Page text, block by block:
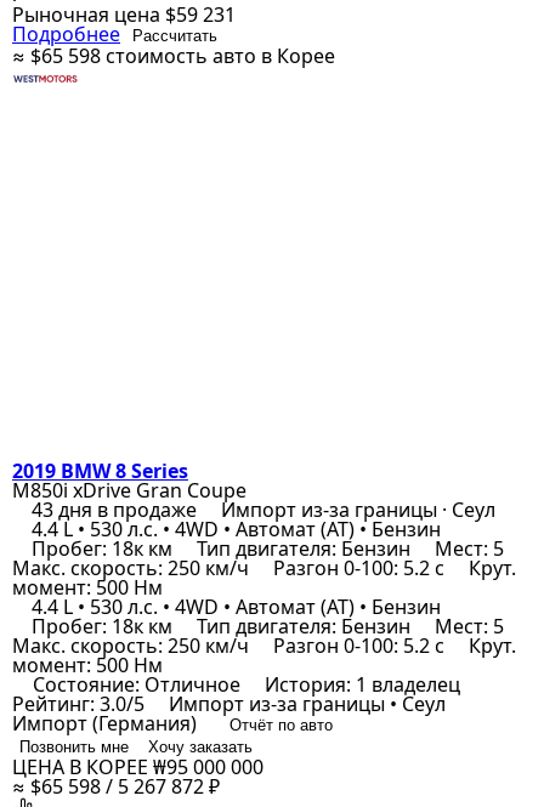
Рыночная цена $59 231
Подробнее Рассчитать
≈ $65 598стоимость авто в Корее
2019 BMW 8 Series
M850i xDrive Gran Coupe
43 дня в продаже Импорт из-за границы · Сеул
4.4 L • 530 л.с. • 4WD • Автомат (AT) • Бензин
Пробег: 18к км Тип двигателя: Бензин Мест: 5
Макс. скорость: 250 км/ч Разгон 0-100: 5.2 с Крут.
момент: 500 Нм
4.4 L • 530 л.с. • 4WD • Автомат (AT) • Бензин
Пробег: 18к км Тип двигателя: Бензин Мест: 5
Макс. скорость: 250 км/ч Разгон 0-100: 5.2 с Крут.
момент: 500 Нм
Состояние: Отличное История: 1 владелец
Рейтинг: 3.0/5 Импорт из-за границы • Сеул
Импорт (Германия)
Отчёт по авто
Позвонить мне
Хочу заказать
ЦЕНА В КОРЕЕ ₩95 000 000
≈ $65 598 / 5 267 872 ₽